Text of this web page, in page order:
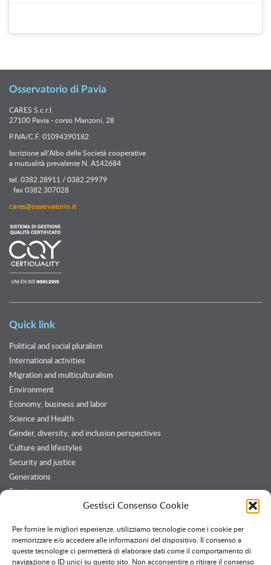
Gestisci Consenso Cookie
Per fornire le migliori esperienze, utilizziamo tecnologie come i cookie per
memorizzare e/o accedere alle informazioni del dispositivo. Il consenso a
queste tecnologie ci permetterà di elaborare dati come il comportamento di
navigazione o ID unici su questo sito. Non acconsentire o ritirare il consenso
Osservatorio di Pavia
CARES S.c.r.l.
27100 Pavia - corso Manzoni, 28
P.IVA/C.F. 01094390182
Iscrizione all’Albo delle Società cooperative
a mutualità prevalente N. A142684
tel. 0382.28911 / 0382.29979
fax 0382.307028
cares@osservatorio.it
Quick link
Political and social pluralism
International activities
Migration and multiculturalism
Environment
Economy, business and labor
Science and Health
Gender, diversity, and inclusion perspectives
Culture and lifestyles
Security and justice
Generations
Services
Customers and Partners
Twitter feed